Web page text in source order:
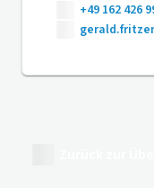
+49 162 426